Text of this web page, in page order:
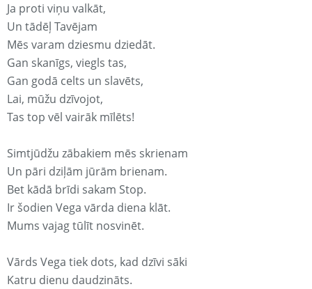
Ja proti viņu valkāt,
Un tādēļ Tavējam
Mēs varam dziesmu dziedāt.
Gan skanīgs, viegls tas,
Gan godā celts un slavēts,
Lai, mūžu dzīvojot,
Tas top vēl vairāk mīlēts!
Simtjūdžu zābakiem mēs skrienam
Un pāri dziļām jūrām brienam.
Bet kādā brīdi sakam Stop.
Ir šodien Vega vārda diena klāt.
Mums vajag tūlīt nosvinēt.
Vārds Vega tiek dots, kad dzīvi sāki
Katru dienu daudzināts.